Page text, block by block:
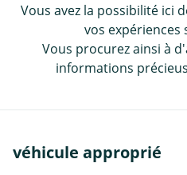
Vous avez la possibilité ici
vos expériences
Vous procurez ainsi à
informations
véhicule approprié